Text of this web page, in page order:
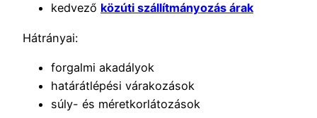
kedvező közúti szállítmányozás árak
Hátrányai:
forgalmi akadályok
határátlépési várakozások
súly- és méretkorlátozások